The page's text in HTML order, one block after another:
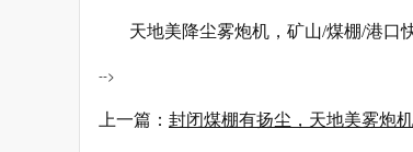
天地美降尘雾炮机，矿山/煤棚/港口
-->
上一篇： 封闭煤棚有扬尘，天地美雾炮